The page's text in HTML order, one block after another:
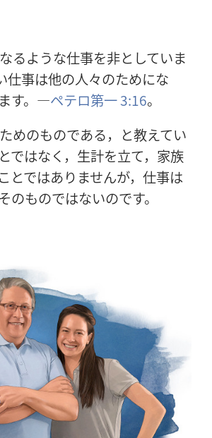
るような仕事を非としていま
仕事は他の人々のためにな
す。―ペテロ第一 3:16。
めのものである，と教えてい
ではなく，生計を立て，家族
とではありませんが，仕事は
ものではないのです。